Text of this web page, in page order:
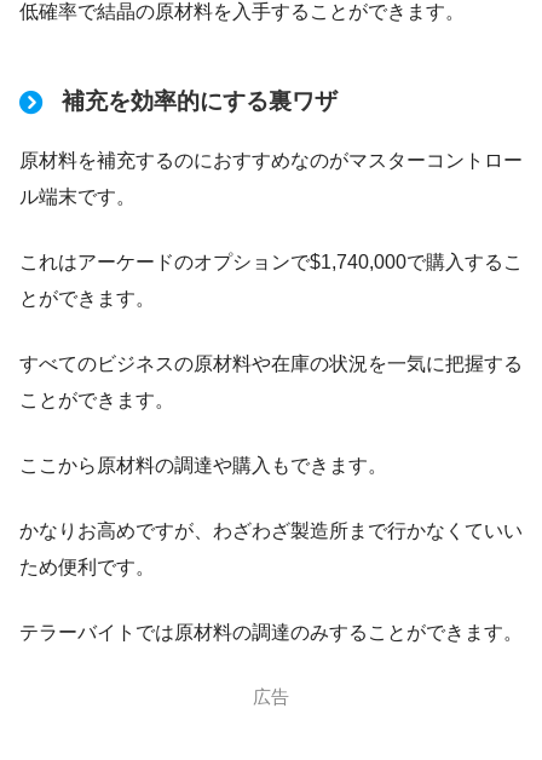
・テキーララ
低確率で結晶の原材料を入手することができます。
補充を効率的にする裏ワザ
原材料を補充するのにおすすめなのがマスターコントロー
ル端末です。
これはアーケードのオプションで$1,740,000で購入するこ
とができます。
すべてのビジネスの原材料や在庫の状況を一気に把握する
ことができます。
ここから原材料の調達や購入もできます。
かなりお高めですが、わざわざ製造所まで行かなくていい
ため便利です。
テラーバイトでは原材料の調達のみすることができます。
広告